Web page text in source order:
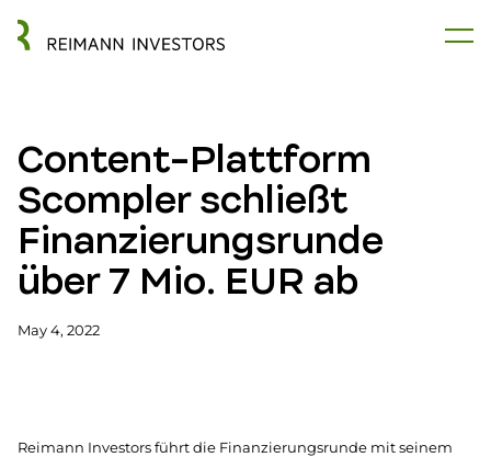
Content-Plattform
Scompler schließt
Finanzierungs­runde
über 7 Mio. EUR ab
May 4, 2022
Reimann Investors führt die Finanzierungsrunde mit seinem